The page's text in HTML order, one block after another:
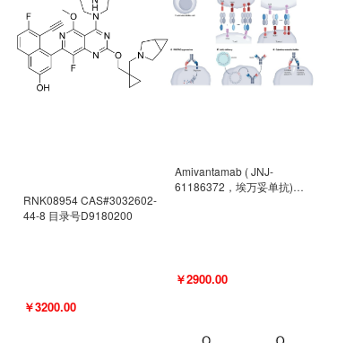
RNK08954 CAS#3032602-
44-8 目录号D9180200
￥3200.00
Amivantamab ( JNJ-
61186372，埃万妥单抗)
￥2900.00